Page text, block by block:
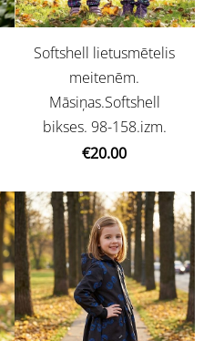
Softshell lietusmētelis
meitenēm.
Māsiņas.Softshell
bikses. 98-158.izm.
€20.00